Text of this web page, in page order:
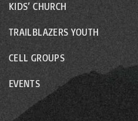
KIDS’ CHURCH
TRAILBLAZERS YOUTH
CELL GROUPS
EVENTS